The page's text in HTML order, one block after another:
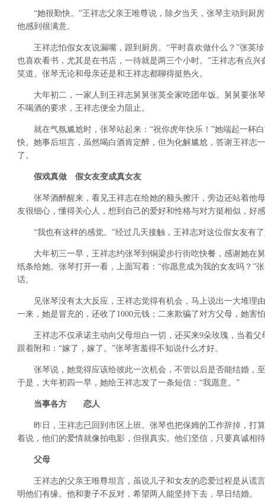
“她很勤快。”王祥志父亲王唯尊说，除夕当天，张琴主动到厨
他感到很满意。
王祥志怕假女友说漏嘴，跟到厨房。“平时喜欢做什么？”张英珍
也喜欢看书，尤其是在书店，一待就是两三个小时。”王祥志有点兴
笑道。张琴无论和母亲还是和王祥志都聊得挺热火。
大年初二，一家人到王祥志舅舅张英全家吃团年饭。舅舅要张
不喝酒的要求，王祥志便全力阻止。
就在气氛尴尬时，张琴站起来：“祝你虎年快乐！”她端起一杯
快。她事后坦言，虽然喝白酒肯定醉，但为化解尴尬，答谢王祥志
了。
假戏真做 假女友变成真女友
张琴酒醉醒来，看见王祥志在给她的额头擦汗，旁边还站着他
友很细心，懂得关心人，想到自己的爱好和性格与对方挺相似，好
“我也有这样的感觉。”经过几天接触，王祥志对这位假女友有
大年初三一早，王祥志约张琴到铜梁步行街吃快餐，感谢她在
纸条给她。张琴打开一看，上面写着：“你愿意成为我的女友吗？”
话。
见张琴没有太大反应，王祥志觉得有机会，马上说出一大堆理
一来，她是冒充的，还收了1000元钱；二来欺骗了对方父母，她害
王祥志不仅承诺主动向父母坦白一切，还买来9朵玫瑰，当着父
跟着附和：“嫁了，嫁了。”张琴害羞得不知说什么才好。
张琴说，她觉得应该给彼此一次机会，不管以后是否能结婚，
于是，大年初四一早，她给王祥志发了一条短信：“我愿意。”
当事各方 恋人
昨日，王祥志已回到市区上班。张琴也把保姆的工作辞掉，打
着说，他们的爱情就像拍电影，但很真实。他们坚信，只要真诚相
父母
王祥志的父亲王唯尊坦言，虽说儿子和女友的恋爱过程是从谎
明他们有缘。他和妻子不反对，希望两人能坚持下去，早日结婚。